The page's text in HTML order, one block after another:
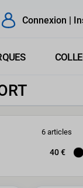
Connexion |
6 articles
40